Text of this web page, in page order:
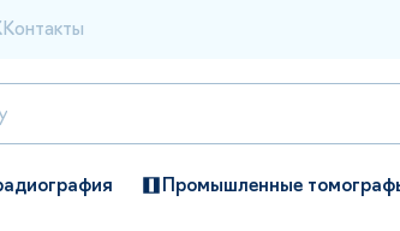
Контакты
Промышленные